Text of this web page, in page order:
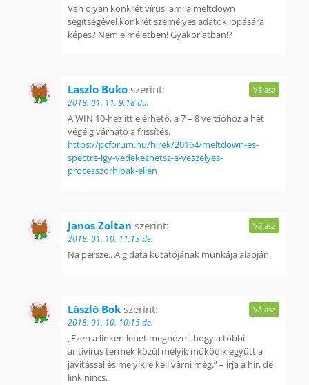
Van olyan konkrét vírus, ami a meltdown
segítségével konkrét személyes adatok lopására
képes? Nem elméletben! Gyakorlatban!?
Laszlo Buko szerint:
2018. 01. 11. 9:18 du.
A WIN 10-hez itt elérhető, a 7 – 8 verzióhoz a hét
végéig várható a frissítés.
https://pcforum.hu/hirek/20164/meltdown-es-
spectre-igy-vedekezhetsz-a-veszelyes-
processzorhibak-ellen
Válasz
Janos Zoltan szerint:
2018. 01. 10. 11:13 de.
Na persze.. A g data kutatójának munkája alapján.
Válasz
László Bok szerint:
2018. 01. 10. 10:15 de.
„Ezen a linken lehet megnézni, hogy a többi
antivírus termék közül melyik működik együtt a
javítással és melyikre kell várni még.” – írja a hír, de
link nincs.
Válasz